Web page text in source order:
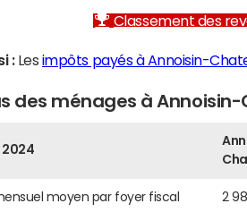
Classement des
:Les impôts payés à Annoisin-
des ménages à
2024
moyen par foyer fiscal 2